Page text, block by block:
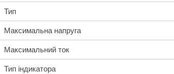
Тип
Максимальна напруга
Максимальний ток
Тип індикатора